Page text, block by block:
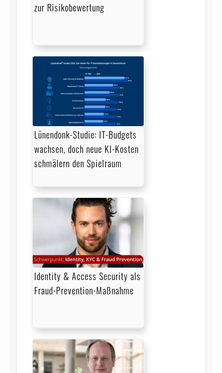
zur Risikobewertung
Lünendonk-Studie: IT-Budgets
wachsen, doch neue KI-Kosten
schmälern den Spielraum
Identity & Access Security als
Fraud-Prevention-Maßnahme